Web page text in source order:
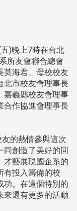
)晚上7時在台北
所友會聯合總會
莫海君、母校校友
北市校友會理事長
嘉義縣校友會理事
合作協進會理事長
的熱情參與這次
同創造了美好的回
才藝展現國企系的
有投入籌備的校
功。在這個特別的
來還有更多的活動